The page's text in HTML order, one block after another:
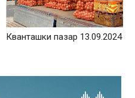
Кванташки пазар 13.09.2024